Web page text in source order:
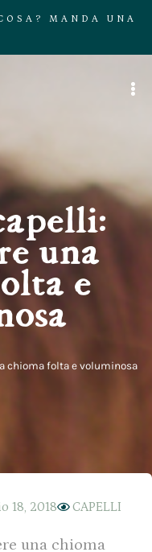
MANDA UNA
una
e
chioma folta e voluminosa
18, 2018 CAPELLI
una chioma